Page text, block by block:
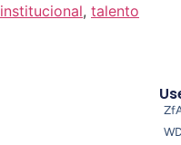
, talento